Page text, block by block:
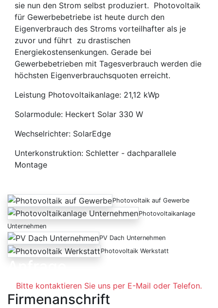
sie nun den Strom selbst produziert. Photovoltaik
für Gewerbebetriebe ist heute durch den
Eigenverbrauch des Stroms vorteilhafter als je
zuvor und führt zu drastischen
Energiekostensenkungen. Gerade bei
Gewerbebetrieben mit Tagesverbrauch werden die
höchsten Eigenverbrauchsquoten erreicht.
Leistung Photovoltaikanlage: 21,12 kWp
Solarmodule: Heckert Solar 330 W
Wechselrichter: SolarEdge
Unterkonstruktion: Schletter - dachparallele
Montage
Photovoltaik auf Gewerbe
Photovoltaikanlage
Unternehmen
PV Dach Unternehmen
Photovoltaik Werkstatt
Anfrage
Bitte kontaktieren Sie uns per E-Mail oder Telefon.
Firmenanschrift